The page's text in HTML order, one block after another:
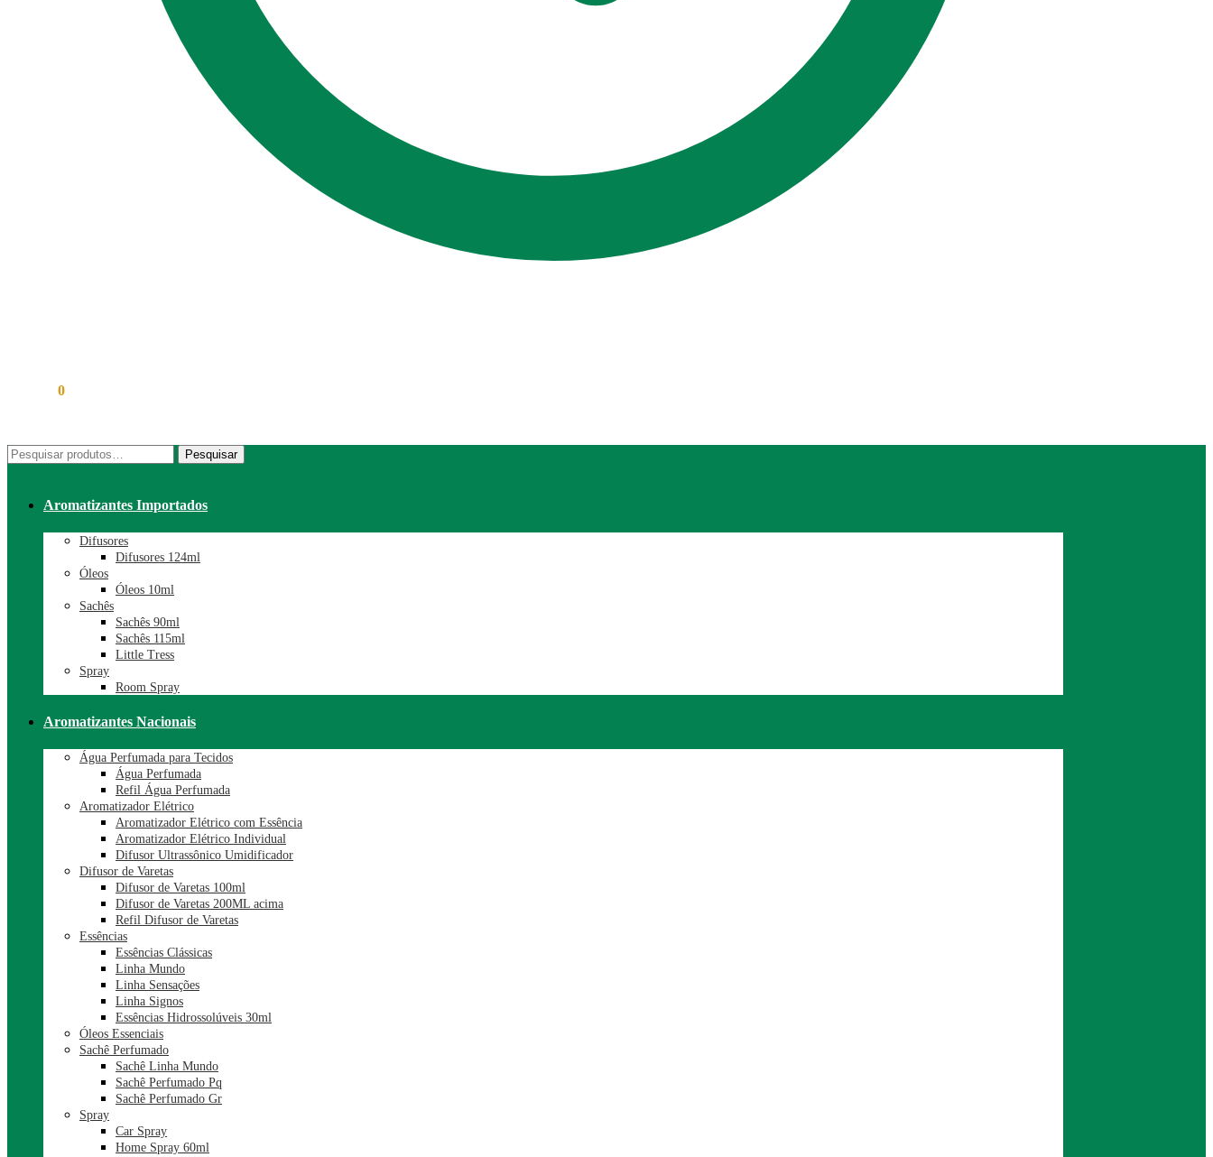
0
Pesquisar
por:
Pesquisar
Aromatizantes Importados
Difusores
Difusores 124ml
Óleos
Óleos 10ml
Sachês
Sachês 90ml
Sachês 115ml
Little Tress
Spray
Room Spray
Aromatizantes Nacionais
Água Perfumada para Tecidos
Água Perfumada
Refil Água Perfumada
Aromatizador Elétrico
Aromatizador Elétrico com Essência
Aromatizador Elétrico Individual
Difusor Ultrassônico Umidificador
Difusor de Varetas
Difusor de Varetas 100ml
Difusor de Varetas 200ML acima
Refil Difusor de Varetas
Essências
Essências Clássicas
Linha Mundo
Linha Sensações
Linha Signos
Essências Hidrossolúveis 30ml
Óleos Essenciais
Sachê Perfumado
Sachê Linha Mundo
Sachê Perfumado Pq
Sachê Perfumado Gr
Spray
Car Spray
Home Spray 60ml